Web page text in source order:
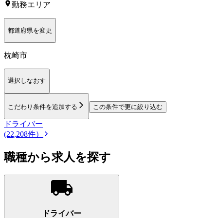
勤務エリア
都道府県を変更
枕崎市
選択しなおす
こだわり条件を追加する この条件で更に絞り込む
ドライバー
(22,208件）
職種から求人を探す
ドライバー